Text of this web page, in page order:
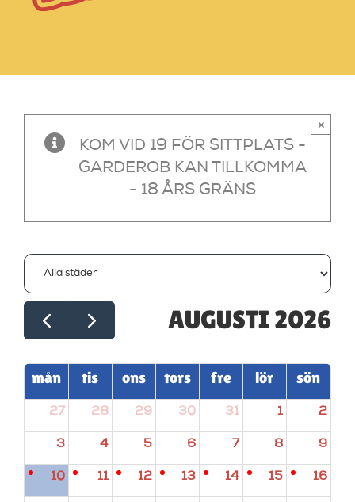
KOM VID 19 FÖR SITTPLATS -
GARDEROB KAN TILLKOMMA
- 18 ÅRS GRÄNS
×
AUGUSTI 2026
mån tis ons tors fre lör sön
27 28 29 30 31 1 2
3 4 5 6 7 8 9
10 11 12 13 14 15 16